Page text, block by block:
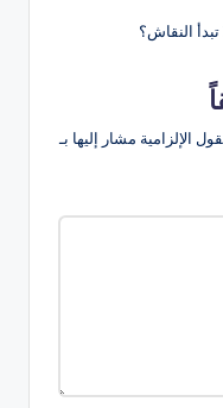
تبدأ النقاش؟
الإلزامية مشار إليها بـ